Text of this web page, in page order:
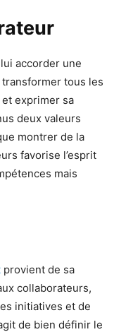
accorder une
tous les
exprimer sa
deux valeurs
montrer de la
favorise l’esprit
mais
provient de sa
collaborateurs,
initiatives et de
de bien définir le